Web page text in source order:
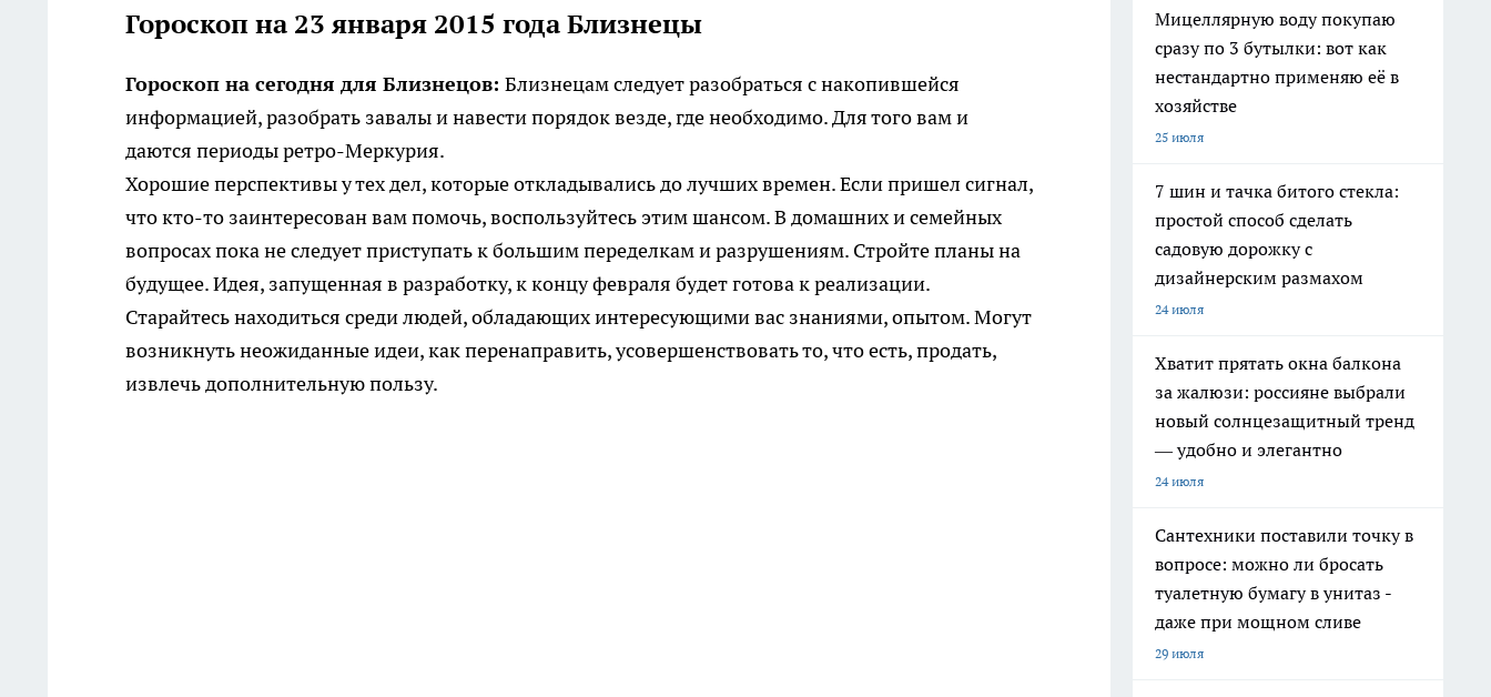
Гороскоп на 23 января 2015 года Близнецы
Гороскоп на сегодня для Близнецов: Близнецам следует разобраться с накопившейся
информацией, разобрать завалы и навести порядок везде, где необходимо. Для того вам и
даются периоды ретро-Меркурия.
Хорошие перспективы у тех дел, которые откладывались до лучших времен. Если пришел сигнал,
что кто-то заинтересован вам помочь, воспользуйтесь этим шансом. В домашних и семейных
вопросах пока не следует приступать к большим переделкам и разрушениям. Стройте планы на
будущее. Идея, запущенная в разработку, к концу февраля будет готова к реализации.
Старайтесь находиться среди людей, обладающих интересующими вас знаниями, опытом. Могут
возникнуть неожиданные идеи, как перенаправить, усовершенствовать то, что есть, продать,
извлечь дополнительную пользу.
Мицеллярную воду покупаю
сразу по 3 бутылки: вот как
нестандартно применяю её в
хозяйстве
25 июля
7 шин и тачка битого стекла:
простой способ сделать
садовую дорожку с
дизайнерским размахом
24 июля
Хватит прятать окна балкона
за жалюзи: россияне выбрали
новый солнцезащитный тренд
— удобно и элегантно
24 июля
Сантехники поставили точку в
вопросе: можно ли бросать
туалетную бумагу в унитаз -
даже при мощном сливе
29 июля